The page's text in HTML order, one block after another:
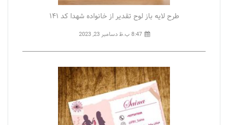
طرح لایه باز لوح تقدیر از خانواده شهدا کد ۱۴۱
8:47 ب.ظ دسامبر 23, 2023